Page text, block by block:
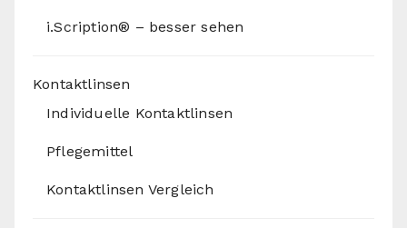
i.Scription® – besser sehen
Kontaktlinsen
Individuelle Kontaktlinsen
Pflegemittel
Kontaktlinsen Vergleich